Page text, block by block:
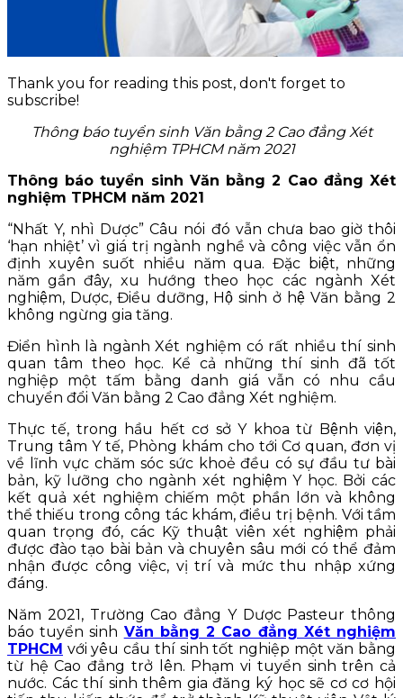
Thank you for reading this post, don't forget to
subscribe!
Thông báo tuyển sinh Văn bằng 2 Cao đẳng Xét
nghiệm TPHCM năm 2021
Thông báo tuyển sinh Văn bằng 2 Cao đẳng Xét
nghiệm TPHCM năm 2021
“Nhất Y, nhì Dược” Câu nói đó vẫn chưa bao giờ thôi
‘hạn nhiệt’ vì giá trị ngành nghề và công việc vẫn ổn
định xuyên suốt nhiều năm qua. Đặc biệt, những
năm gần đây, xu hướng theo học các ngành Xét
nghiệm, Dược, Điều dưỡng, Hộ sinh ở hệ Văn bằng 2
không ngừng gia tăng.
Điển hình là ngành Xét nghiệm có rất nhiều thí sinh
quan tâm theo học. Kể cả những thí sinh đã tốt
nghiệp một tấm bằng danh giá vẫn có nhu cầu
chuyển đổi Văn bằng 2 Cao đẳng Xét nghiệm.
Thực tế, trong hầu hết cơ sở Y khoa từ Bệnh viện,
Trung tâm Y tế, Phòng khám cho tới Cơ quan, đơn vị
về lĩnh vực chăm sóc sức khoẻ đều có sự đầu tư bài
bản, kỹ lưỡng cho ngành xét nghiệm Y học. Bởi các
kết quả xét nghiệm chiếm một phần lớn và không
thể thiếu trong công tác khám, điều trị bệnh. Với tầm
quan trọng đó, các Kỹ thuật viên xét nghiệm phải
được đào tạo bài bản và chuyên sâu mới có thể đảm
nhận được công việc, vị trí và mức thu nhập xứng
đáng.
Năm 2021, Trường Cao đẳng Y Dược Pasteur thông
báo tuyển sinh Văn bằng 2 Cao đẳng Xét nghiệm
TPHCM với yêu cầu thí sinh tốt nghiệp một văn bằng
từ hệ Cao đẳng trở lên. Phạm vi tuyển sinh trên cả
nước. Các thí sinh thêm gia đăng ký học sẽ cơ cơ hội